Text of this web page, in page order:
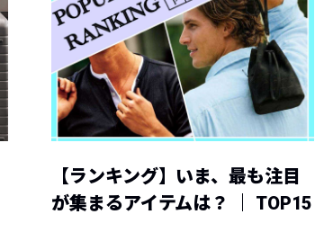
【ランキング】いま、最も注目
が集まるアイテムは？ ｜ TOP15